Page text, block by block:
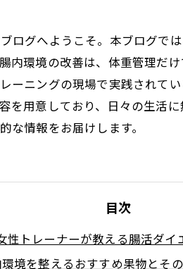
ログへようこそ。本ブログで
内環境の改善は、体重管理だ
ーニングの現場で実践されて
を用意しており、日々の生活
な情報をお届けします。
目次
性トレーナーが教える腸活ダイ
境を整えるおすすめ果物とそ